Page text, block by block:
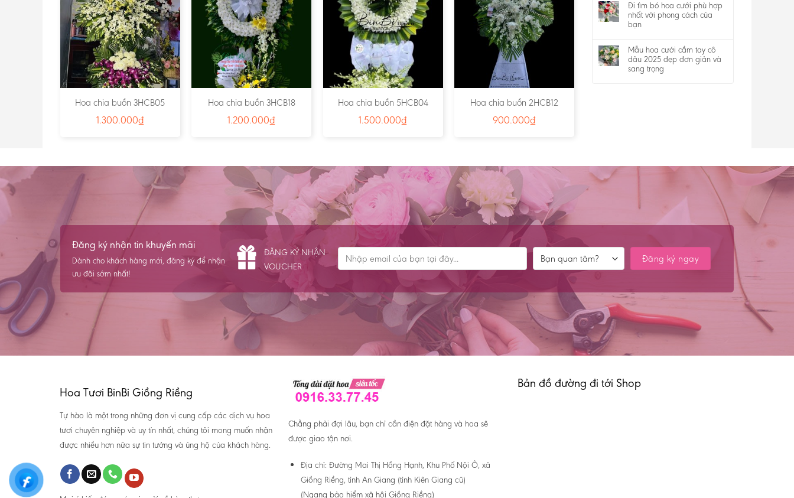
Đi tìm bó hoa cưới phù hợp
nhất với phong cách của
bạn
Mẫu hoa cưới cầm tay cô
dâu 2025 đẹp đơn giản và
sang trọng
Hoa chia buồn 3HCB05
1.300.000₫
Hoa chia buồn 3HCB18
1.200.000₫
Hoa chia buồn 5HCB04
1.500.000₫
Hoa chia buồn 2HCB12
900.000₫
Đăng ký nhận tin khuyến mãi
Dành cho khách hàng mới, đăng ký để nhận
ưu đãi sớm nhất!
ĐĂNG KÝ NHẬN
VOUCHER
Hoa Tươi BinBi Giồng Riềng
Tự hào là một trong những đơn vị cung cấp các dịch vụ hoa
tươi chuyên nghiệp và uy tín nhất, chúng tôi mong muốn nhận
được nhiều hơn nữa sự tin tưởng và ủng hộ của khách hàng.
Chẳng phải đợi lâu, bạn chỉ cần điện đặt hàng và hoa sẽ
được giao tận nơi.
Địa chỉ: Đường Mai Thị Hồng Hạnh, Khu Phố Nội Ô, xã
Giồng Riềng, tỉnh An Giang (tỉnh Kiên Giang cũ)
(Ngang bảo hiểm xã hội Giồng Riềng)
Bản đồ đường đi tới Shop